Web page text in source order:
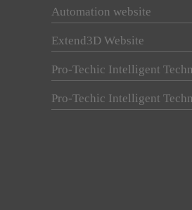
Automation website
Extend3D Website
Pro-Techic Intelligent
Pro-Techic Intelligent